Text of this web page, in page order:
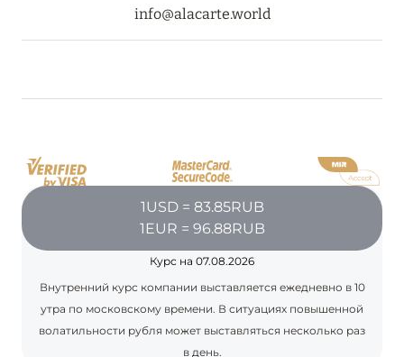
info@alacarte.world
1USD = 83.85RUB
1EUR = 96.88RUB
Курс на 07.08.2026
Внутренний курс компании выставляется ежедневно в 10
утра по московскому времени. В ситуациях повышенной
волатильности рубля может выставляться несколько раз
в день.